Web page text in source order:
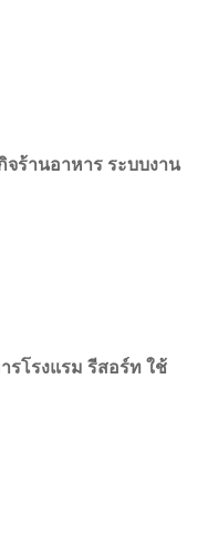
จร้านอาหาร ระบบงาน
รโรงแรม รีสอร์ท ใช้